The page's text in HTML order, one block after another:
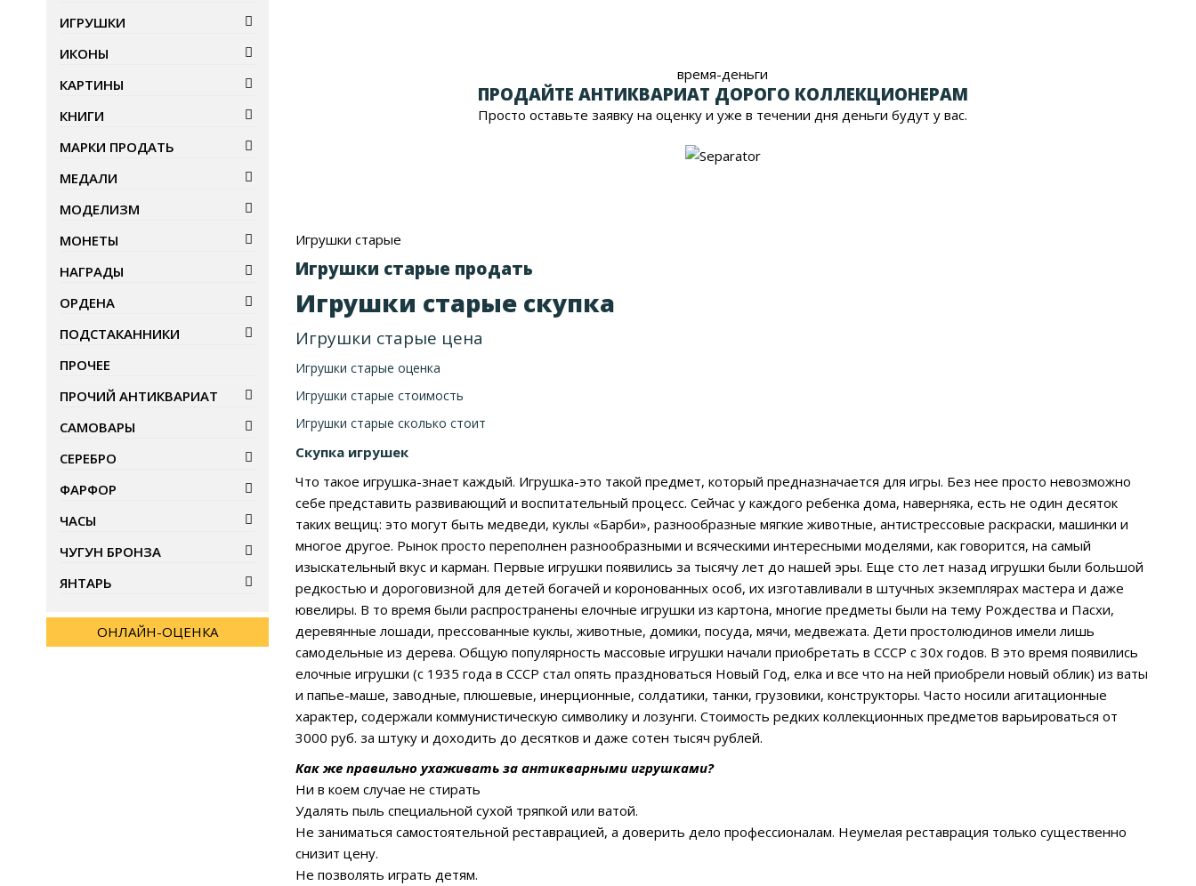
время-деньги
ПРОДАЙТЕ АНТИКВАРИАТ ДОРОГО КОЛЛЕКЦИОНЕРАМ
Просто оставьте заявку на оценку и уже в течении дня деньги будут у вас.
Игрушки старые
Игрушки старые продать
Игрушки старые скупка
Игрушки старые цена
Игрушки старые оценка
Игрушки старые стоимость
Игрушки старые сколько стоит
Скупка игрушек
Что такое игрушка-знает каждый. Игрушка-это такой предмет, который предназначается для игры. Без нее просто невозможно
себе представить развивающий и воспитательный процесс. Сейчас у каждого ребенка дома, наверняка, есть не один десяток
таких вещиц: это могут быть медведи, куклы «Барби», разнообразные мягкие животные, антистрессовые раскраски, машинки и
многое другое. Рынок просто переполнен разнообразными и всяческими интересными моделями, как говорится, на самый
изыскательный вкус и карман. Первые игрушки появились за тысячу лет до нашей эры. Еще сто лет назад игрушки были большой
редкостью и дороговизной для детей богачей и коронованных особ, их изготавливали в штучных экземплярах мастера и даже
ювелиры. В то время были распространены елочные игрушки из картона, многие предметы были на тему Рождества и Пасхи,
деревянные лошади, прессованные куклы, животные, домики, посуда, мячи, медвежата. Дети простолюдинов имели лишь
самодельные из дерева. Общую популярность массовые игрушки начали приобретать в СССР с 30х годов. В это время появились
елочные игрушки (с 1935 года в СССР стал опять праздноваться Новый Год, елка и все что на ней приобрели новый облик) из ваты
и папье-маше, заводные, плюшевые, инерционные, солдатики, танки, грузовики, конструкторы. Часто носили агитационные
характер, содержали коммунистическую символику и лозунги. Стоимость редких коллекционных предметов варьироваться от
3000 руб. за штуку и доходить до десятков и даже сотен тысяч рублей.
Как же правильно ухаживать за антикварными игрушками?
Ни в коем случае не стирать
Удалять пыль специальной сухой тряпкой или ватой.
Не заниматься самостоятельной реставрацией, а доверить дело профессионалам. Неумелая реставрация только существенно
снизит цену.
Не позволять играть детям.
ИГРУШКИ
ИКОНЫ
КАРТИНЫ
КНИГИ
МАРКИ ПРОДАТЬ
МЕДАЛИ
МОДЕЛИЗМ
МОНЕТЫ
НАГРАДЫ
ОРДЕНА
ПОДСТАКАННИКИ
ПРОЧЕЕ
ПРОЧИЙ АНТИКВАРИАТ
САМОВАРЫ
СЕРЕБРО
ФАРФОР
ЧАСЫ
ЧУГУН БРОНЗА
ЯНТАРЬ
ОНЛАЙН-ОЦЕНКА